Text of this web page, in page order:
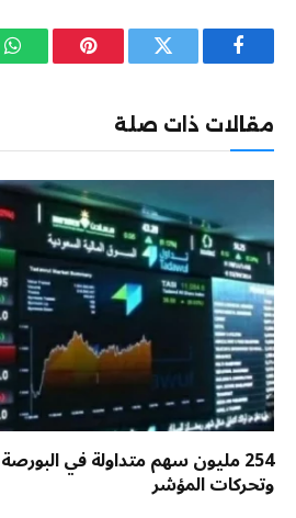
فيسبوك تويتر بينتيريست
مقالات ذات صلة
254 مليون سهم متداولة في
وتحركات المؤشر